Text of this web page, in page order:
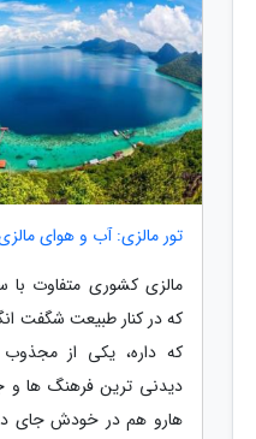
تور مالزی: آب و هوای
مالزی کشوری متفاوت با
که در کنار طبیعت شگفت
که داره، یکی از
دیدنی ترین فرهنگ ها و
هارو هم در خودش جای